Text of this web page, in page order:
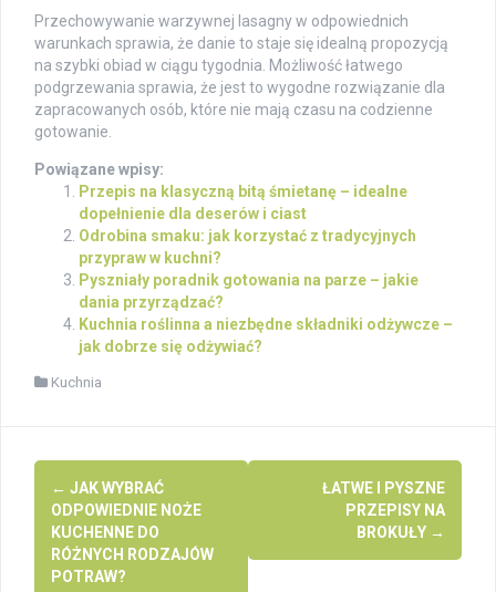
Przechowywanie warzywnej lasagny w odpowiednich
warunkach sprawia, że danie to staje się idealną propozycją
na szybki obiad w ciągu tygodnia. Możliwość łatwego
podgrzewania sprawia, że jest to wygodne rozwiązanie dla
zapracowanych osób, które nie mają czasu na codzienne
gotowanie.
Powiązane wpisy:
Przepis na klasyczną bitą śmietanę – idealne
dopełnienie dla deserów i ciast
Odrobina smaku: jak korzystać z tradycyjnych
przypraw w kuchni?
Pyszniały poradnik gotowania na parze – jakie
dania przyrządzać?
Kuchnia roślinna a niezbędne składniki odżywcze –
jak dobrze się odżywiać?
Kuchnia
Post
navigation
← JAK WYBRAĆ
ODPOWIEDNIE NOŻE
KUCHENNE DO
RÓŻNYCH RODZAJÓW
POTRAW?
ŁATWE I PYSZNE
PRZEPISY NA
BROKUŁY →